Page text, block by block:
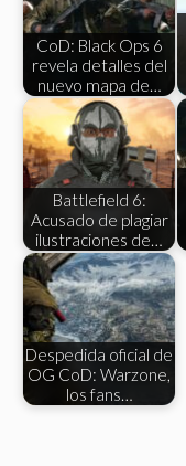
CoD: Black Ops 6
revela detalles del
nuevo mapa de…
Battlefield 6:
Acusado de plagiar
ilustraciones de…
Despedida oficial de
OG CoD: Warzone,
los fans…